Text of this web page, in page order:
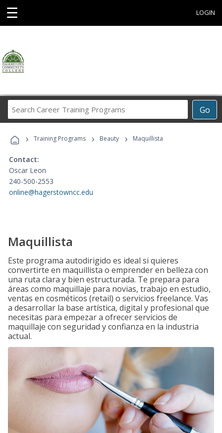
☰ LOGIN
Go
Career
Programs
› Training Programs › Beauty › Maquillista
Contact:
Oscar Leon
240-500-2553
online@hagerstowncc.edu
Maquillista
Este programa autodirigido es ideal si quieres
convertirte en maquillista o emprender en belleza con
una ruta clara y bien estructurada. Te prepara para
áreas como maquillaje para novias, trabajo en estudio,
ventas en cosméticos (retail) o servicios freelance. Vas
a desarrollar la base artística, digital y profesional que
necesitas para empezar a ofrecer servicios de
maquillaje con seguridad y confianza en la industria
actual.